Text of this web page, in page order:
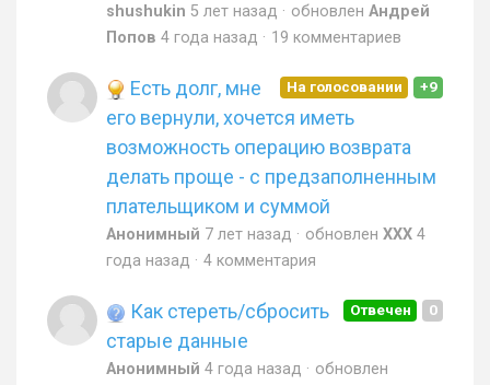
shushukin 5 лет назад обновлен Андрей
Попов 4 года назад 19 комментариев
+9
На голосовании
Есть долг, мне
его вернули, хочется иметь
возможность операцию возврата
делать проще - с предзаполненным
плательщиком и суммой
Анонимный 7 лет назад обновлен XXX 4
года назад
4 комментария
0
Отвечен
Как стереть/сбросить
старые данные
Анонимный 4 года назад
обновлен